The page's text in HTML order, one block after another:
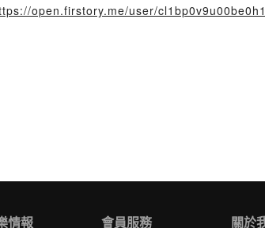
open.firstory.me/user/
情報 會員服務 關於